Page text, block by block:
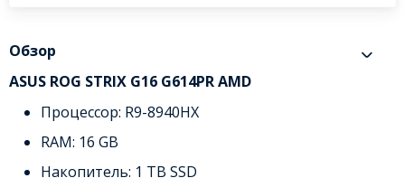
Обзор
ASUS ROG STRIX G16 G614PR AMD
Процессор: R9-8940HX
RAM: 16 GB
Накопитель: 1 TB SSD